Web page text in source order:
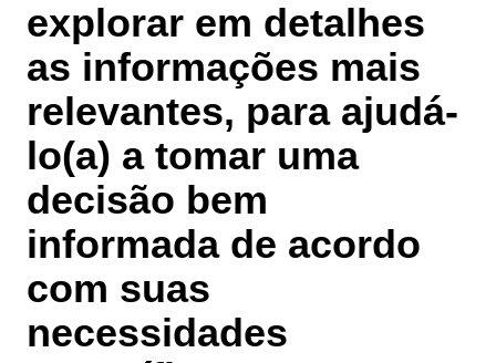
explorar em detalhes
as informações mais
relevantes, para ajudá-
lo(a) a tomar uma
decisão bem
informada de acordo
com suas
necessidades